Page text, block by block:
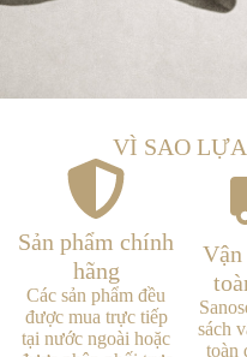
VÌ SAO LỰA
Sản phẩm chính
hãng
Các sản phẩm đều
được mua trực tiếp
tại nước ngoài hoặc
Vận
sách
toàn